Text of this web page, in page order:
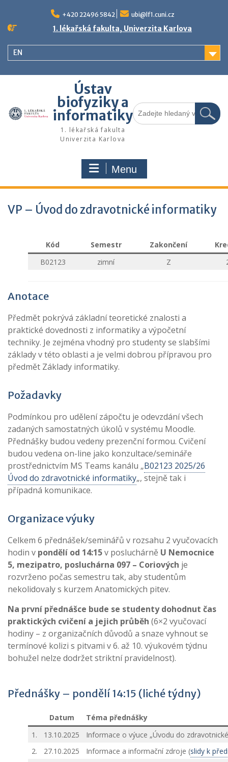
content
+420 22496 5842 ubi@lf1.cuni.cz
1. lékařská fakulta, Univerzita Karlova
EN
Ústav
biofyziky a
informatiky
1. lékařská fakulta
Univerzita Karlova
Search
for:
Menu
VP – Úvod do zdravotnické informatiky
Kód Semestr Zakončení
B02123
zimní Z
Anotace
Předmět pokrývá základní teoretické znalosti a
praktické dovednosti z informatiky a výpočetní
techniky. Je zejména vhodný pro studenty se slabšími
základy v této oblasti a je velmi dobrou přípravou pro
předmět Základy informatiky.
Požadavky
Podmínkou pro udělení zápočtu je odevzdání všech
zadaných samostatných úkolů v systému Moodle.
Přednášky budou vedeny prezenční formou. Cvičení
budou vedena on-line jako konzultace/semináře
prostřednictvím MS Teams kanálu „B02123 2025/26
Úvod do zdravotnické informatiky„, stejně tak i
případná komunikace.
Organizace výuky
Celkem 6 přednášek/seminářů v rozsahu 2 vyučovacích
hodin v pondělí od 14:15v posluchárně U Nemocnice
5, mezipatro, posluchárna 097 – Coriových je
rozvrženo počas semestru tak, aby studentům
nekolidovaly s kurzem Anatomických pitev.
Na první přednášce bude se studenty dohodnut čas
praktických cvičení a jejich průběh (6×2 vyučovací
hodiny – z organizačních důvodů a snaze vyhnout se
termínové kolizi s pitvami v 6. až 10. výukovém týdnu
bohužel nelze dodržet striktní pravidelnost).
Přednášky – pondělí 14:15 (liché týdny)
Datum
Téma přednášky
1.
13.10.2025
Informace o výuce „Úvodu do
2.
27.10.2025 Informace a informační zdroje (slidy k